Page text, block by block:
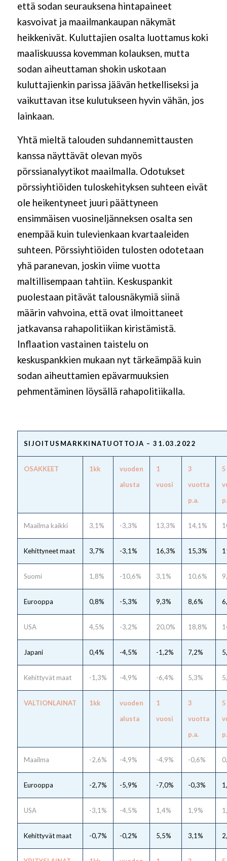
että sodan seurauksena hintapaineet
kasvoivat ja maailmankaupan näkymät
heikkenivät. Kuluttajien osalta luottamus koki
maaliskuussa kovemman kolauksen, mutta
sodan aiheuttaman shokin uskotaan
kuluttajienkin parissa jäävän hetkelliseksi ja
vaikuttavan itse kulutukseen hyvin vähän, jos
lainkaan.
Yhtä mieltä talouden suhdannemittausten
kanssa näyttävät olevan myös
pörssianalyytikot maailmalla. Odotukset
pörssiyhtiöiden tuloskehityksen suhteen eivät
ole heikentyneet juuri päättyneen
ensimmäisen vuosineljänneksen osalta sen
enempää kuin tulevienkaan kvartaaleiden
suhteen. Pörssiyhtiöiden tulosten odotetaan
yhä paranevan, joskin viime vuotta
maltillisempaan tahtiin. Keskuspankit
puolestaan pitävät talousnäkymiä siinä
määrin vahvoina, että ovat ilmoittaneet
jatkavansa rahapolitiikan kiristämistä.
Inflaation vastainen taistelu on
keskuspankkien mukaan nyt tärkeämpää kuin
sodan aiheuttamien epävarmuuksien
pehmentäminen löysällä rahapolitiikalla.
SIJOITUSMARKKINATUOTTOJA – 31.03.2022
OSAKKEET 1kk
vuoden
alusta
1
vuosi
3
vuotta
p.a.
5
Maailma kaikki 3,1% -3,3% 13,3% 14,1%
Kehittyneet maat 3,7% -3,1% 16,3% 15,3%
Suomi 1,8% -10,6% 3,1% 10,6%
Eurooppa 0,8% -5,3% 9,3% 8,6%
USA 4,5% -3,2% 20,0% 18,8%
Japani 0,4% -4,5% -1,2% 7,2%
Kehittyvät maat -1,3% -4,9% -6,4% 5,3%
VALTIONLAINAT 1kk
vuoden
alusta
1
vuosi
3
vuotta
p.a.
5
Maailma -2,6% -4,9% -4,9% -0,6%
Eurooppa -2,7% -5,9% -7,0% -0,3%
USA -3,1% -4,5% 1,4% 1,9%
Kehittyvät maat -0,7% -0,2% 5,5% 3,1%